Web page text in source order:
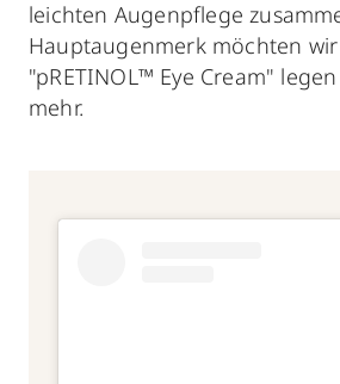
leichten Augenpflege
Hauptaugenmerk möchten
"pRETINOL™ Eye Cream"
mehr.